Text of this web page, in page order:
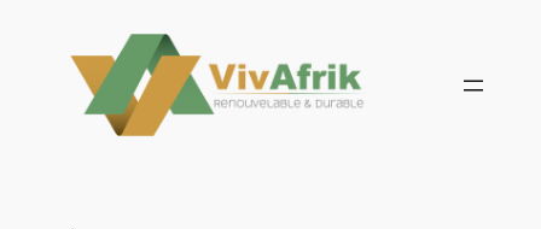
contenu